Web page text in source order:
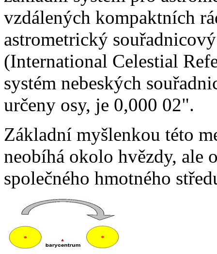
vzdálených kompaktních
astrometrický
(International Celestial
systém nebeských
určeny osy, je 0,000 02".
Základní myšlenkou této
neobíhá okolo hvězdy, ale
společného hmotného